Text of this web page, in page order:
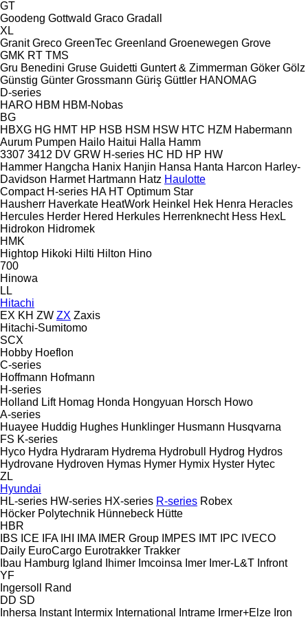
GT
Goodeng Gottwald Graco Gradall
XL
Granit Greco GreenTec Greenland Groenewegen Grove
GMK RT TMS
Gru Benedini Gruse Guidetti Guntert & Zimmerman Göker Gölz
Günstig Günter Grossmann Güriş Güttler HANOMAG
D-series
HARO HBM HBM-Nobas
BG
HBXG HG HMT HP HSB HSM HSW HTC HZM Habermann
Aurum Pumpen Hailo Haitui Halla Hamm
3307 3412 DV GRW H-series HC HD HP HW
Hammer Hangcha Hanix Hanjin Hansa Hanta Harcon Harley-
Davidson Harmet Hartmann Hatz Haulotte
Compact H-series HA HT Optimum Star
Hausherr Haverkate HeatWork Heinkel Hek Henra Heracles
Hercules Herder Hered Herkules Herrenknecht Hess HexL
Hidrokon Hidromek
HMK
Hightop Hikoki Hilti Hilton Hino
700
Hinowa
LL
Hitachi
EX KH ZW ZX Zaxis
Hitachi-Sumitomo
SCX
Hobby Hoeflon
C-series
Hoffmann Hofmann
H-series
Holland Lift Homag Honda Hongyuan Horsch Howo
A-series
Huayee Huddig Hughes Hunklinger Husmann Husqvarna
FS K-series
Hyco Hydra Hydraram Hydrema Hydrobull Hydrog Hydros
Hydrovane Hydroven Hymas Hymer Hymix Hyster Hytec
ZL
Hyundai
HL-series HW-series HX-series R-series Robex
Höcker Polytechnik Hünnebeck Hütte
HBR
IBS ICE IFA IHI IMA IMER Group IMPES IMT IPC IVECO
Daily EuroCargo Eurotrakker Trakker
Ibau Hamburg Igland Ihimer Imcoinsa Imer Imer-L&T Infront
YF
Ingersoll Rand
DD SD
Inhersa Instant Intermix International Intrame Irmer+Elze Iron